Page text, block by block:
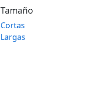
Tamaño
Cortas
Largas